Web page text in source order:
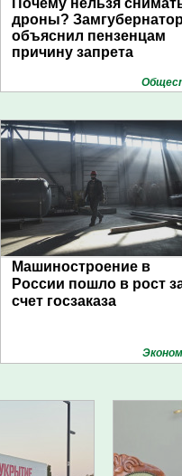
Почему нельзя
дроны?
объяснил пензенцам
причину запрета
Машиностроение в
России пошло в рост
счет госзаказа